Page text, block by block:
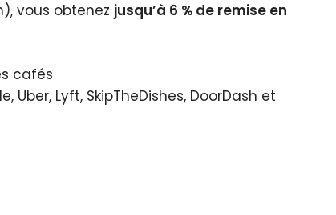
vous obtenez jusqu’à 6 % de remise en
cafés
Uber, Lyft, SkipTheDishes, DoorDash et